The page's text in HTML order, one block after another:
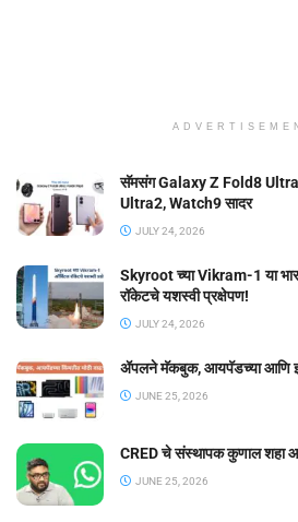
सॅमसंग Galaxy Z Fold8
Ultra2, Watch9 सादर
JULY 24, 2026
Skyroot च्या Vikram-1 या
रॉकेटचे यशस्वी प्रक्षेपण!
JULY 24, 2026
ॲपलने मॅकबुक, आयपॅडच्या आणि
JUNE 25, 2026
CRED चे संस्थापक कुणाल शहा
JUNE 25, 2026